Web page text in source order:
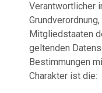
Verantwortlicher
Mitgliedstaaten
geltenden
Bestimmungen
Charakter ist die: